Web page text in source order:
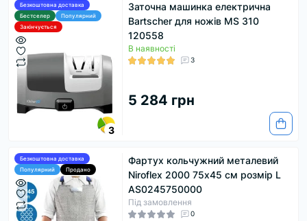
Безкоштовна доставка
Бестселер
Популярний
Закінчується
3
Заточна машинка електрична
Bartscher для ножів MS 310
120558
В наявності
3
5 284 грн
Безкоштовна доставка
Популярний
Продано
Фартух кольчужний металевий
Niroflex 2000 75х45 см розмір L
AS0245750000
Під замовлення
0